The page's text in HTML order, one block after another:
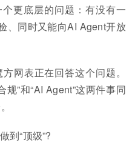
更底层的问题：有没有一
、同时又能向AI Agent开放
表正在回答这个问题。
”和“AI Agent”这两件事同
“顶级”?